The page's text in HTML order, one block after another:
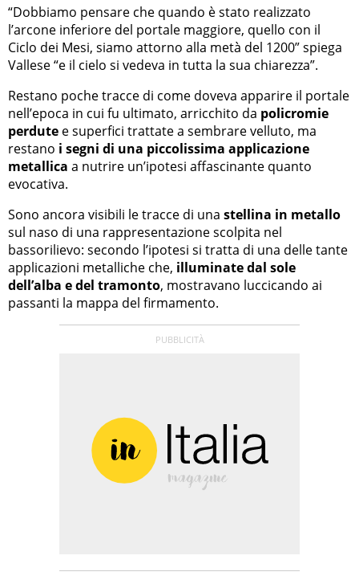
“Dobbiamo pensare che quando è stato realizzato
l’arcone inferiore del portale maggiore, quello con il
Ciclo dei Mesi, siamo attorno alla metà del 1200” spiega
Vallese “e il cielo si vedeva in tutta la sua chiarezza”.
Restano poche tracce di come doveva apparire il portale
nell’epoca in cui fu ultimato, arricchito da policromie
perdute e superfici trattate a sembrare velluto, ma
restano i segni di una piccolissima applicazione
metallica a nutrire un’ipotesi affascinante quanto
evocativa.
Sono ancora visibili le tracce di una stellina in metallo
sul naso di una rappresentazione scolpita nel
bassorilievo: secondo l’ipotesi si tratta di una delle tante
applicazioni metalliche che, illuminate dal sole
dell’alba e del tramonto, mostravano luccicando ai
passanti la mappa del firmamento.